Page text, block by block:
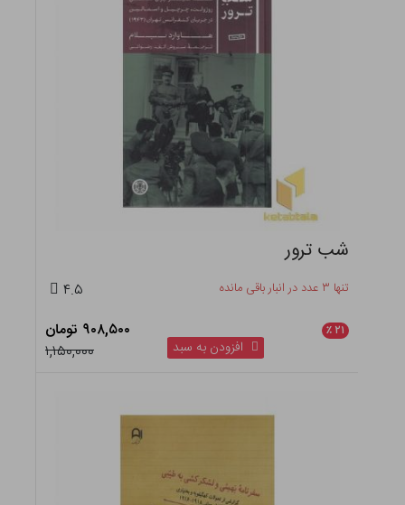
شب ترور
تنها ۳ عدد در انبار باقی مانده ۴.۵
۲۱ ٪
۹۰۸,۵۰۰ تومان
۱,۱۵۰,۰۰۰
افزودن به سبد